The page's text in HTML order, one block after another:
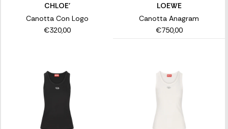
CHLOE'
Canotta Con Logo
€320,00
LOEWE
Canotta Anagram
€750,00